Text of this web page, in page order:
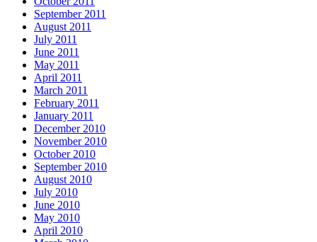
September 2011
August 2011
July 2011
June 2011
May 2011
April 2011
March 2011
February 2011
January 2011
December 2010
November 2010
October 2010
September 2010
August 2010
July 2010
June 2010
May 2010
April 2010